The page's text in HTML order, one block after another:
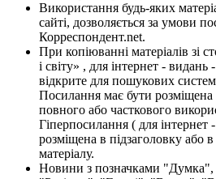
Використання будь-яких
сайті, дозволяється за умови
Корреспондент.net.
При копіюванні матеріалів зі
і світу» , для інтернет - видань
відкрите для пошукових
Посилання має бути розміщена
повного або часткового
Гіперпосилання ( для
розміщена в підзаголовку або
матеріалу.
Новини з позначками "Думка",